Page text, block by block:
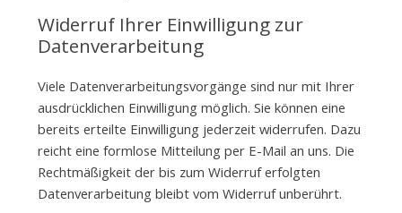
Widerruf Ihrer Einwilligung zur
Datenverarbeitung
Viele Datenverarbeitungsvorgänge sind nur mit Ihrer
ausdrücklichen Einwilligung möglich. Sie können eine
bereits erteilte Einwilligung jederzeit widerrufen. Dazu
reicht eine formlose Mitteilung per E-Mail an uns. Die
Rechtmäßigkeit der bis zum Widerruf erfolgten
Datenverarbeitung bleibt vom Widerruf unberührt.